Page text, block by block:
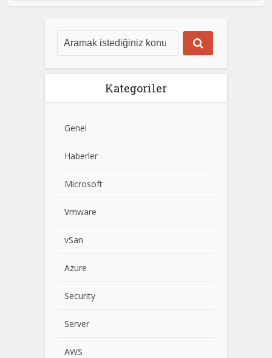
Kategoriler
Genel
Haberler
Microsoft
Vmware
vSan
Azure
Security
Server
AWS